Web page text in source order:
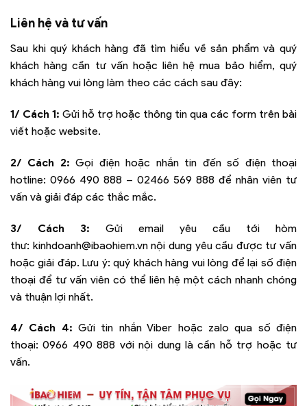
Liên hệ và tư vấn
Sau khi quý khách hàng đã tìm hiểu về sản phẩm và quý
khách hàng cần tư vấn hoặc liên hệ mua bảo hiểm, quý
khách hàng vui lòng làm theo các cách sau đây:
1/ Cách 1: Gửi hỗ trợ hoặc thông tin qua các form trên bài
viết hoặc website.
2/ Cách 2: Gọi điện hoặc nhắn tin đến số điện thoại
hotline: 0966 490 888 – 02466 569 888 để nhân viên tư
vấn và giải đáp các thắc mắc.
3/ Cách 3: Gửi email yêu cầu tới hòm
thư: kinhdoanh@ibaohiem.vnnội dung yêu cầu được tư vấn
hoặc giải đáp. Lưu ý: quý khách hàng vui lòng để lại số điện
thoại để tư vấn viên có thể liên hệ một cách nhanh chóng
và thuận lợi nhất.
4/ Cách 4: Gửi tin nhắn Viber hoặc zalo qua số điện
thoại:0966 490 888 với nội dung là cần hỗ trợ hoặc tư
vấn.